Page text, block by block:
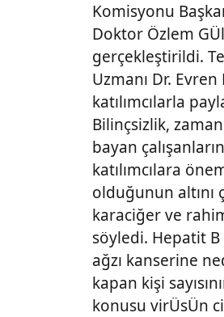
Komisyonu
Doktor Özlem
gerçekleştirildi.
Uzmanı Dr.
katılımcılarla
Bilinçsizlik,
bayan
katılımcılara
olduğunun altını
karaciğer ve
söyledi. Hepatit
ağzı kanserine
kapan kişi
konusu virÜsÜn